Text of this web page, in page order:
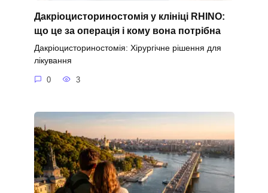
Дакріоцисториностомія у клініці RHINO:
що це за операція і кому вона потрібна
Дакріоцисториностомія: Хірургічне рішення для
лікування
0 3